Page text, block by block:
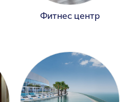
Фитнес центр